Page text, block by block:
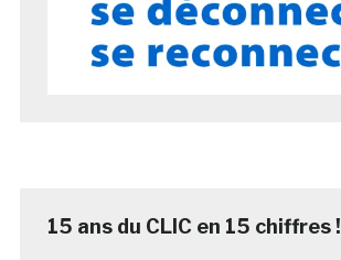
15 ans du CLIC en 15 chiffres !